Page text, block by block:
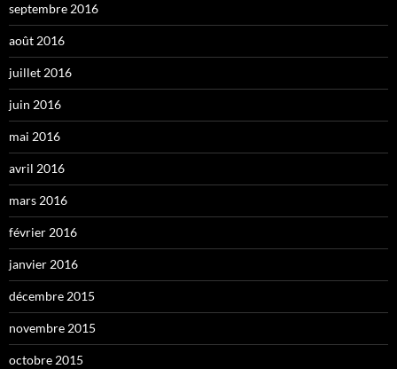
septembre 2016
août 2016
juillet 2016
juin 2016
mai 2016
avril 2016
mars 2016
février 2016
janvier 2016
décembre 2015
novembre 2015
octobre 2015